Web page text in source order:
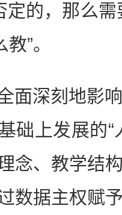
定的，那么需
”。
深刻地影响
础上发展的“
念、教学结
数据主权赋